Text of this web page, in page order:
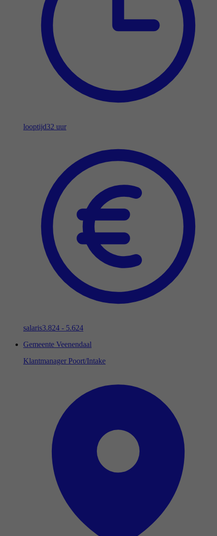
looptijd32 uur
salaris3.824 - 5.624
Gemeente Veenendaal
Klantmanager Poort/Intake